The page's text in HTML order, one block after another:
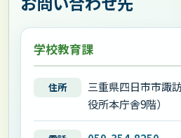
学校教育課
住所
三重県四日市市諏
役所本庁舎9階）